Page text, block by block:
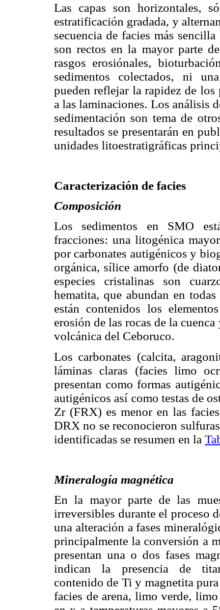
Las capas son horizontales,
estratificación gradada, y
secuencia de facies más
son rectos en la mayor parte
rasgos erosiónales,
sedimentos colectados, ni
pueden reflejar la rapidez de
a las laminaciones. Los análisis
sedimentación son tema de
resultados se presentarán en
unidades litoestratigráficas
Caracterización de facies
Composición
Los sedimentos en SMO
fracciones: una litogénica
por carbonates autigénicos y
orgánica, sílice amorfo (de
especies cristalinas son
hematita, que abundan en
están contenidos los
erosión de las rocas de la
volcánica del Ceboruco.
Los carbonates (calcita,
láminas claras (facies limo
presentan como formas
autigénicos así como testas de
Zr (FRX) es menor en las
DRX no se reconocieron
identificadas se resumen en la
Mineralogía magnética
En la mayor parte de las
irreversibles durante el proceso
una alteración a fases
principalmente la conversión a
presentan una o dos fases
indican la presencia de
contenido de Ti y magnetita
facies de arena, limo verde,